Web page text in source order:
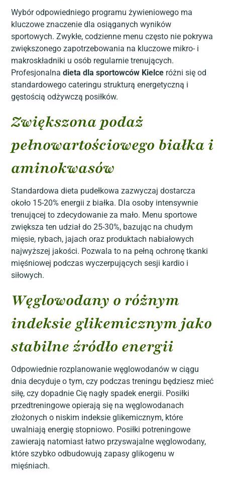
Wybór odpowiedniego programu żywieniowego ma
kluczowe znaczenie dla osiąganych wyników
sportowych. Zwykłe, codzienne menu często nie pokrywa
zwiększonego zapotrzebowania na kluczowe mikro- i
makroskładniki u osób regularnie trenujących.
Profesjonalnadieta dla sportowców Kielce różni się od
standardowego cateringu strukturą energetyczną i
gęstością odżywczą posiłków.
Zwiększona podaż
pełnowartościowego białka i
aminokwasów
Standardowa dieta pudełkowa zazwyczaj dostarcza
około 15-20% energii z białka. Dla osoby intensywnie
trenującej to zdecydowanie za mało. Menu sportowe
zwiększa ten udział do 25-30%, bazując na chudym
mięsie, rybach, jajach oraz produktach nabiałowych
najwyższej jakości. Pozwala to na pełną ochronę tkanki
mięśniowej podczas wyczerpujących sesji kardio i
siłowych.
Węglowodany o różnym
indeksie glikemicznym jako
stabilne źródło energii
Odpowiednie rozplanowanie węglowodanów w ciągu
dnia decyduje o tym, czy podczas treningu będziesz mieć
siłę, czy dopadnie Cię nagły spadek energii. Posiłki
przedtreningowe opierają się na węglowodanach
złożonych o niskim indeksie glikemicznym, które
uwalniają energię stopniowo. Posiłki potreningowe
zawierają natomiast łatwo przyswajalne węglowodany,
które szybko odbudowują zapasy glikogenu w
mięśniach.